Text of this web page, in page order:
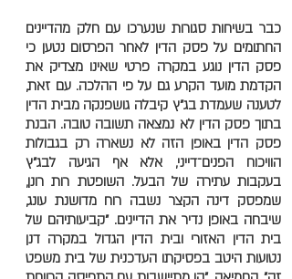
כבר בשיחות סגורות שנערכו עם חלק מהדיינים
החתומים על פסק הדין לאחר הפרסום נטען כי
פסק הדין נוגע במקרה פרטי שאינו מצדיק את
הקדמת מועד הקרע גם על פי ההלכה. עם זאת,
לטענה שעמדת בג"ץ קיבלה גושפנקה מבית הדין
בתוך פסק הדין לא נמצאה תשובה טובה. הבנת
פסק הדין באופן הזה לא נשארה רק בגבולות
הוויכוח הפנים־דייני, אלא אף הגיעה לבג"ץ
בעקבות עתירה של הבעל. השופטת רות רונן,
שמפסק דינה הקצר נשבה רוח מדושנת עונג,
שיבחה באופן נדיר את הדיינים. "קביעותיהם של
בית הדין האזורי ובית הדין הגדול במקרה דנן
נטועות היטב בפסיקתו העדכנית של בית משפט